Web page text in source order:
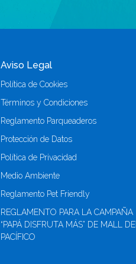
Aviso Legal
Política de Cookies
Términos y Condiciones
Reglamento Parqueaderos
Protección de Datos
Política de Privacidad
Medio Ambiente
Reglamento Pet Friendly
REGLAMENTO PARA LA CAMPAÑA
“PAPÁ DISFRUTA MÁS” DE MALL DEL
PACÍFICO